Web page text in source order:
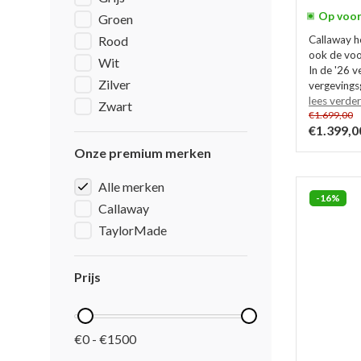
Groen
Rood
Wit
Zilver
Zwart
Onze premium merken
Alle merken
Callaway
TaylorMade
Prijs
€0 - €1500
Op
Callaway
ook de
In de '26
lees verder
€1.699,00
-16%